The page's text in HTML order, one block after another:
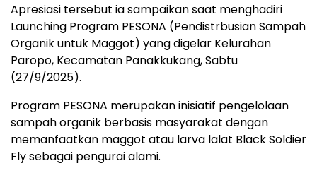
Apresiasi tersebut ia sampaikan saat menghadiri
Launching Program PESONA (Pendistrbusian Sampah
Organik untuk Maggot) yang digelar Kelurahan
Paropo, Kecamatan Panakkukang, Sabtu
(27/9/2025).
Program PESONA merupakan inisiatif pengelolaan
sampah organik berbasis masyarakat dengan
memanfaatkan maggot atau larva lalat Black Soldier
Fly sebagai pengurai alami.